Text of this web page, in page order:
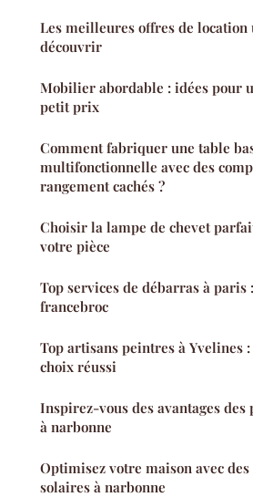
Les meilleures offres de
découvrir
Mobilier abordable : idées pour
petit prix
Comment fabriquer une table
multifonctionnelle avec des
rangement cachés ?
Choisir la lampe de chevet
votre pièce
Top services de débarras à paris
francebroc
Top artisans peintres à Yvelines
choix réussi
Inspirez-vous des avantages des
à narbonne
Optimisez votre maison avec
solaires à narbonne